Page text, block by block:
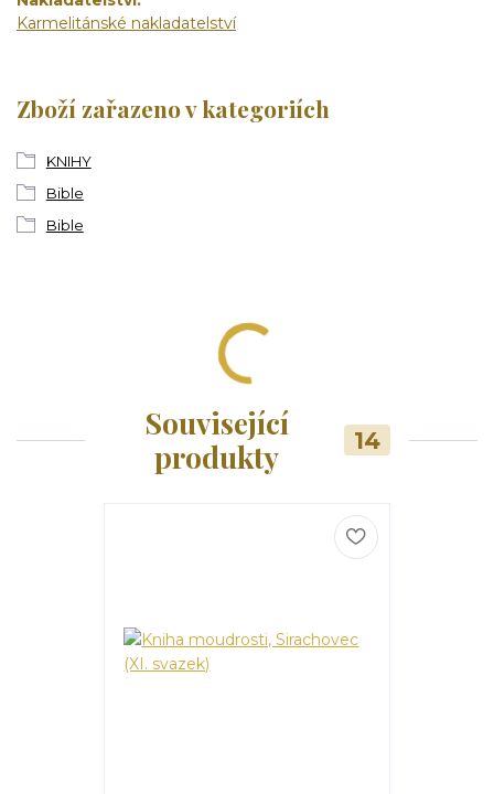
Karmelitánské nakladatelství
Zboží zařazeno v kategoriích
KNIHY
Bible
Bible
Související
produkty
14